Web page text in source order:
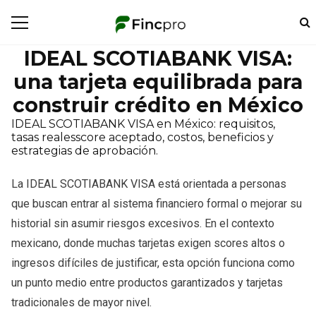
IDEAL SCOTIABANK VISA:
una tarjeta equilibrada para
construir crédito en México
IDEAL SCOTIABANK VISA en México: requisitos,
tasas realesscore aceptado, costos, beneficios y
estrategias de aprobación.
La IDEAL SCOTIABANK VISA está orientada a personas
que buscan entrar al sistema financiero formal o mejorar su
historial sin asumir riesgos excesivos. En el contexto
mexicano, donde muchas tarjetas exigen scores altos o
ingresos difíciles de justificar, esta opción funciona como
un punto medio entre productos garantizados y tarjetas
tradicionales de mayor nivel.